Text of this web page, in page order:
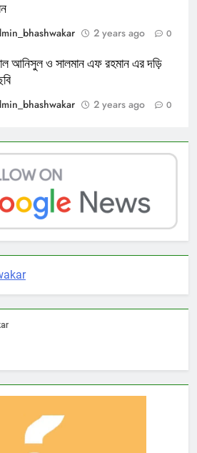
2 years ago 0
আনিসুল ও সালমান এফ রহমান এর দড়ি
2 years ago 0